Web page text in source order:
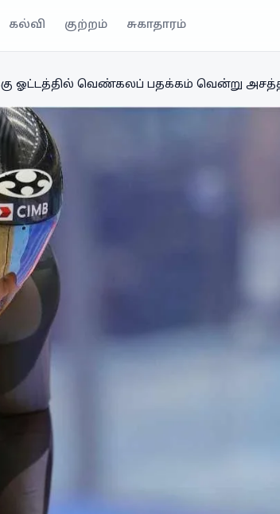
கல்வி குற்றம் சுகாதாரம்
ஓட்டத்தில் வெண்கலப் பதக்கம் வென்று